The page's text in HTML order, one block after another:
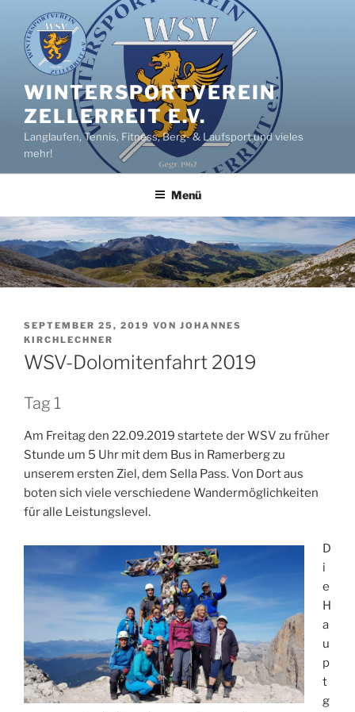
Inhalt
springen
WINTERSPORTVEREIN
ZELLERREIT E.V.
Langlaufen, Tennis, Fitness, Berg- & Laufsport und vieles
mehr!
Menü
VERÖFFENTLICHT
AM
SEPTEMBER 25, 2019 VON JOHANNES
KIRCHLECHNER
WSV-Dolomitenfahrt 2019
Tag 1
Am Freitag den 22.09.2019 startete der WSV zu früher
Stunde um 5 Uhr mit dem Bus in Ramerberg zu
unserem ersten Ziel, dem Sella Pass. Von Dort aus
boten sich viele verschiedene Wandermöglichkeiten
für alle Leistungslevel.
D
i
e
H
a
u
p
t
g